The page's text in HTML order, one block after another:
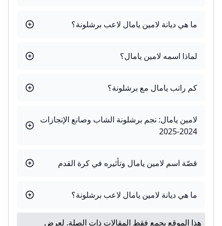
ما هي ديانة لامين يامال لاعب برشلونة؟
لماذا اسمه لامين يامال؟
كم راتب يامال مع برشلونة؟
لامين يامال: نجم برشلونة الشاب وصانع الإنجازات
2024-2025
قصّة اسم لامين يامال وتأثيره في كرة القدم
ما هي ديانة لامين يامال لاعب برشلونة؟
هذا الموقع يجمع فقط المقالات ذات الصلة. لعرض